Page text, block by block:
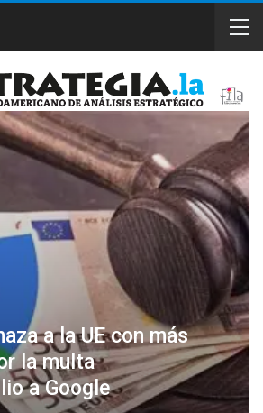
a la UE con más
la multa
a Google